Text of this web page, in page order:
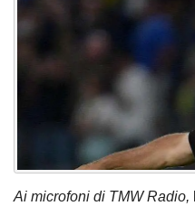
Ai microfoni di TMW Radio,